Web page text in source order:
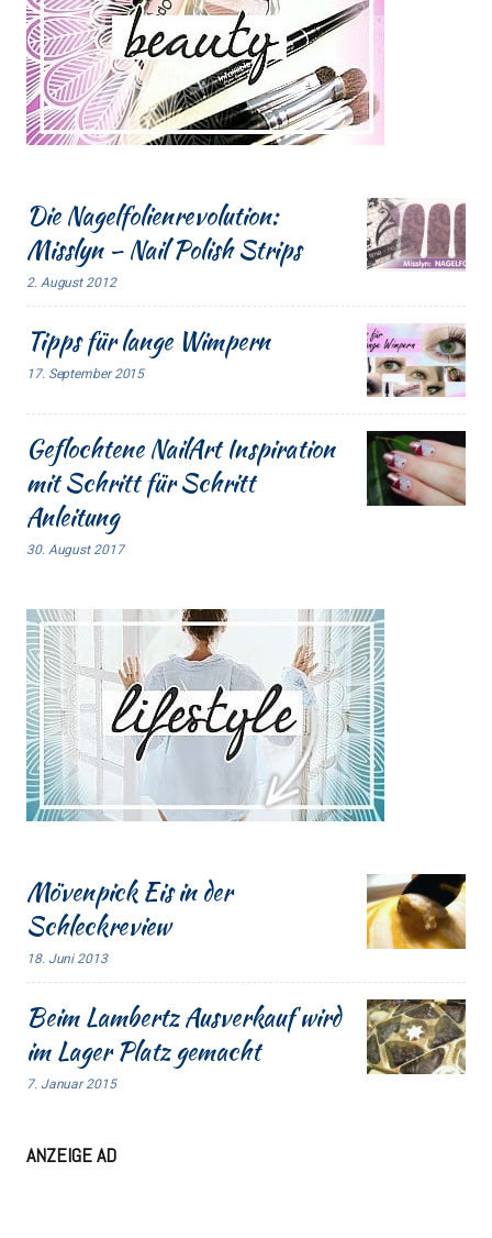
Die Nagelfolienrevolution:
Misslyn – Nail Polish Strips
2. August 2012
Tipps für lange Wimpern
17. September 2015
Geflochtene NailArt Inspiration
mit Schritt für Schritt
Anleitung
30. August 2017
Mövenpick Eis in der
Schleckreview
18. Juni 2013
Beim Lambertz Ausverkauf wird
im Lager Platz gemacht
7. Januar 2015
ANZEIGE AD